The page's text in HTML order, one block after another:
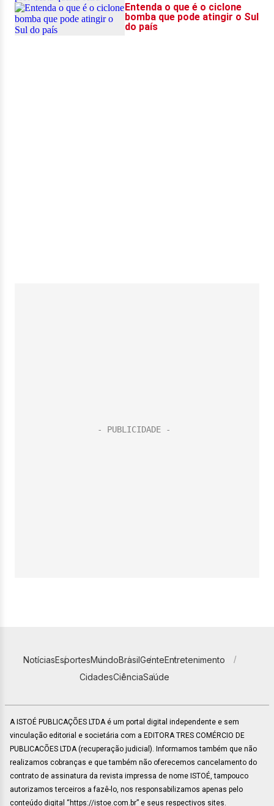
NotíciasEsportesMundoBrasilGenteEntretenimento
CidadesCiênciaSaúde
A ISTOÉ PUBLICAÇÕES LTDA é um portal digital independente e sem
vinculação editorial e societária com a EDITORA TRES COMÉRCIO DE
PUBLICACÕES LTDA (recuperação judicial). Informamos também que não
realizamos cobranças e que também não oferecemos cancelamento do
contrato de assinatura da revista impressa de nome ISTOÉ, tampouco
autorizamos terceiros a fazê-lo, nos responsabilizamos apenas pelo
conteúdo digital “https://istoe.com.br” e seus respectivos sites.